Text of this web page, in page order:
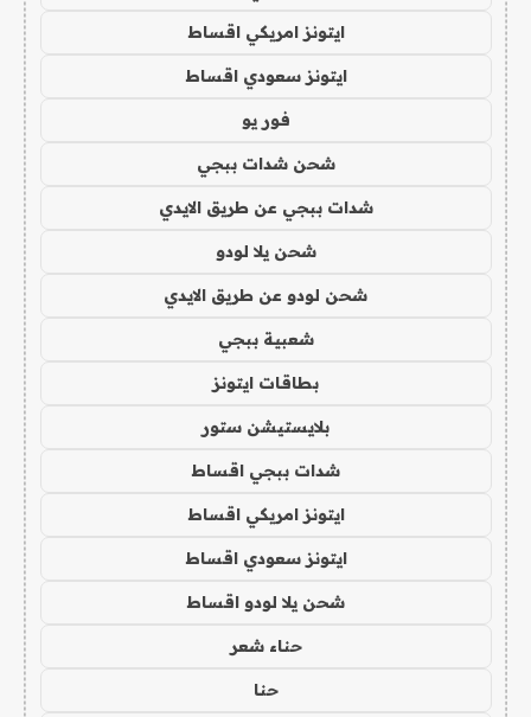
ايتونز امريكي اقساط
ايتونز سعودي اقساط
فور يو
شحن شدات ببجي
شدات ببجي عن طريق الايدي
شحن يلا لودو
شحن لودو عن طريق الايدي
شعبية ببجي
بطاقات ايتونز
بلايستيشن ستور
شدات ببجي اقساط
ايتونز امريكي اقساط
ايتونز سعودي اقساط
شحن يلا لودو اقساط
حناء شعر
حنا